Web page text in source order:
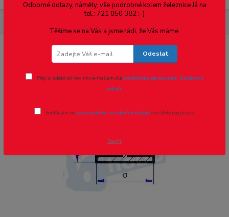
Profil T v=a 1,85 mm 4ks v balení
Novinka
Odborné dotazy, náměty, vše podrobné kolem železnice Já na
tel.: 721 050 382 :-)
Těšíme se na Vás a jsme rádi, že Vás máme.
Odeslat
Přeji si odebírat novinky e-mailem dlepodmínek zpracování osobních
údajů.
Souhlasím se zpracováním osobních údajů pro účely registrace.
Zavřít